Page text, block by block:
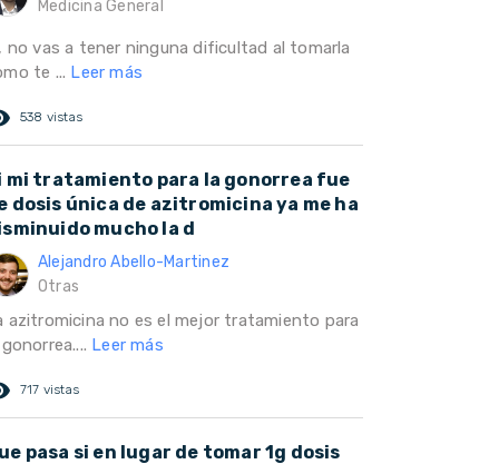
Medicina General
no vas a tener ninguna dificultad al tomarla
te ... Leer más
538 vistas
mi tratamiento para la gonorrea fue
dosis única de azitromicina ya me ha
mucho la d
Alejandro Abello-Martinez
Otras
azitromicina no es el mejor tratamiento para
Leer más
717 vistas
pasa si en lugar de tomar 1g dosis